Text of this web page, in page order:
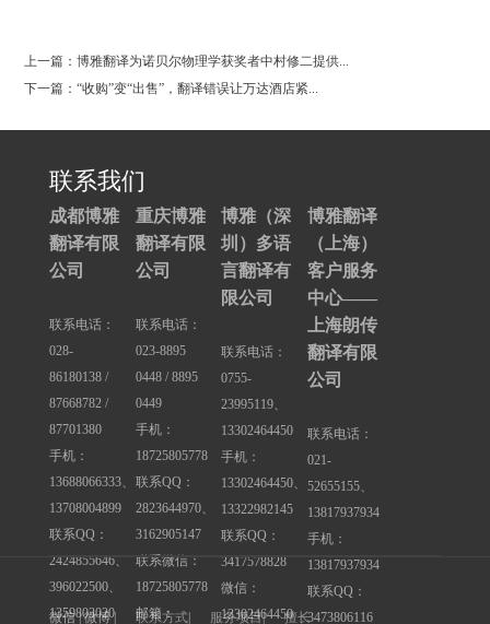
上一篇：博雅翻译为诺贝尔物理学获奖者中村修二提供...
下一篇：“收购”变“出售”，翻译错误让万达酒店紧...
联系我们
成都博雅
翻译有限
公司
联系电话：
028-
86180138 /
87668782 /
87701380
手机：
13688066333、
13708004899
联系QQ：
2424855646、
396022500、
1359803020
重庆博雅
翻译有限
公司
联系电话：
023-8895
0448 / 8895
0449
手机：
18725805778
联系QQ：
2823644970、
3162905147
联系微信：
18725805778
邮箱：
博雅（深
圳）多语
言翻译有
限公司
联系电话：
0755-
23995119、
13302464450
手机：
13302464450、
13322982145
联系QQ：
3417578828
微信：
13302464450
博雅翻译
（上海）
客户服务
中心——
上海朗传
翻译有限
公司
联系电话：
021-
52655155、
13817937934
手机：
13817937934
联系QQ：
3473806116
微信 | 微博 | 联系方式| 服务项目| 擅长